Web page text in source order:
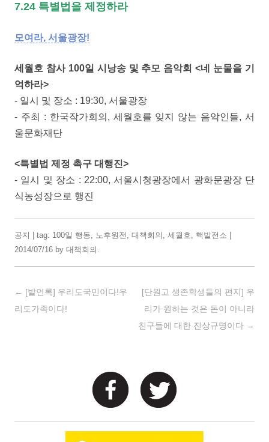
7.24 특별법을 제정하라
모여라, 서울광장!
세월호 참사 100일 시낭송 및 추모 음악회 <네 눈물을 기
억하라>
- 일시 및 장소 : 19:30, 서울광장
- 주최 : 한국작가회의, 세월호를 잊지 않는 음악인들, 서
울문화재단
<특별법 제정 촉구 대행진>
- 일시 및 장소 : 22:00, 서울시청광장에서 광화문광장 단
식농성장으로 행진
공지 | tag: 100일 행동, 노후원전 , 대책회의 , 세월호, 핵발전소
2014/07/16 by 대책회의 .
Post navigation
← [발언록] 우리도국민이다!우
리도가족이다!
[단원고 생존학생들의 편지] 우
리가 원하는 것은 돈이 아니라
친구들에 대한 진상규명이다 →